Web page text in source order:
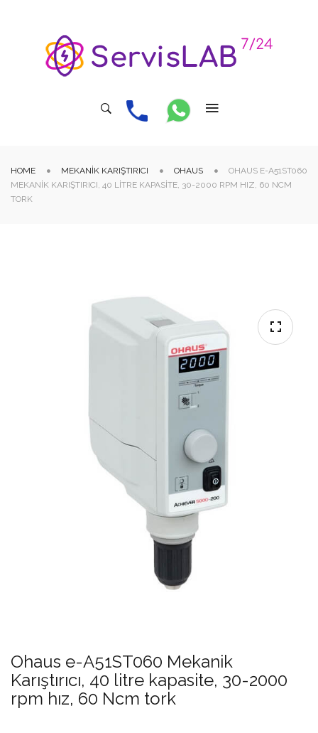
HOME MEKANIK KARIŞTIRICI OHAUS
OHAUS E-A51ST060
MEKANIK KARIŞTIRICI, 40 LITRE KAPASITE, 30-2000 RPM HIZ, 60 NCM
TORK
Ohaus e-A51ST060 Mekanik
Karıştırıcı, 40 litre kapasite, 30-2000
rpm hız, 60 Ncm tork